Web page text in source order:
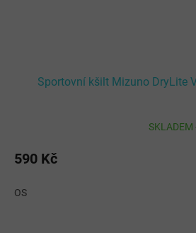
Sportovní kšilt Mizuno DryLite
590 Kč
OS